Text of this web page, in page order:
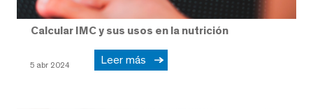
Calcular IMC y sus usos en la nutrición
5 abr 2024 Leer más